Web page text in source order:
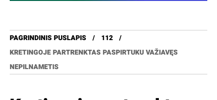
PAGRINDINIS PUSLAPIS
112
KRETINGOJE PARTRENKTAS PASPIRTUKU VAŽIAVĘS
NEPILNAMETIS